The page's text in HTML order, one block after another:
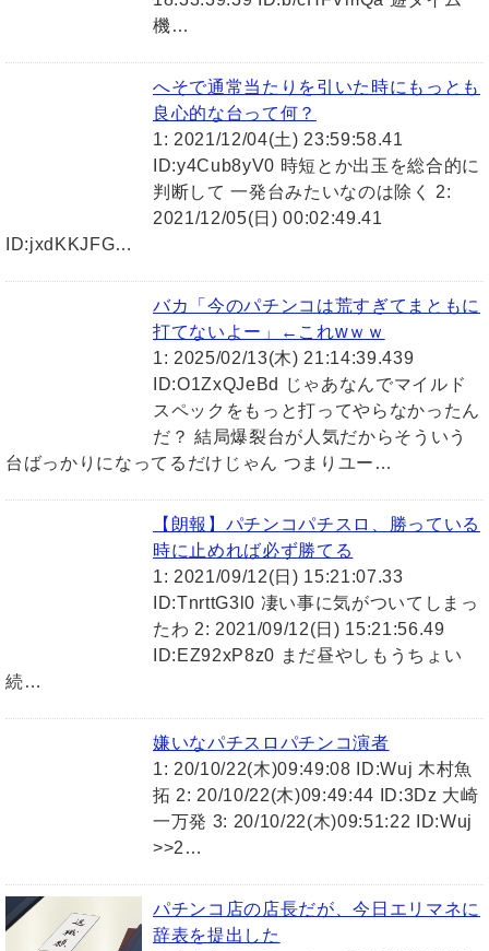
機…
へそで通常当たりを引いた時にもっとも
良心的な台って何？
1: 2021/12/04(土) 23:59:58.41
ID:y4Cub8yV0 時短とか出玉を総合的に
判断して 一発台みたいなのは除く 2:
2021/12/05(日) 00:02:49.41
ID:jxdKKJFG…
バカ「今のパチンコは荒すぎてまともに
打てないよー」←これwｗｗ
1: 2025/02/13(木) 21:14:39.439
ID:O1ZxQJeBd じゃあなんでマイルド
スペックをもっと打ってやらなかったん
だ？ 結局爆裂台が人気だからそういう
台ばっかりになってるだけじゃん つまりユー…
【朗報】パチンコパチスロ、勝っている
時に止めれば必ず勝てる
1: 2021/09/12(日) 15:21:07.33
ID:TnrttG3l0 凄い事に気がついてしまっ
たわ 2: 2021/09/12(日) 15:21:56.49
ID:EZ92xP8z0 まだ昼やしもうちょい
続…
嫌いなパチスロパチンコ演者
1: 20/10/22(木)09:49:08 ID:Wuj 木村魚
拓 2: 20/10/22(木)09:49:44 ID:3Dz 大崎
一万発 3: 20/10/22(木)09:51:22 ID:Wuj
>>2…
パチンコ店の店長だが、今日エリマネに
辞表を提出した